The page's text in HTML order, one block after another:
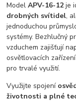
ModelAPV-16-12 je
drobných svítidel,
jednoduchou
systémy. Bezhlučný
vzduchem zajišťují
osvětlovacích
pro trvalé využití.
Využijte spojení
životnosti a plné